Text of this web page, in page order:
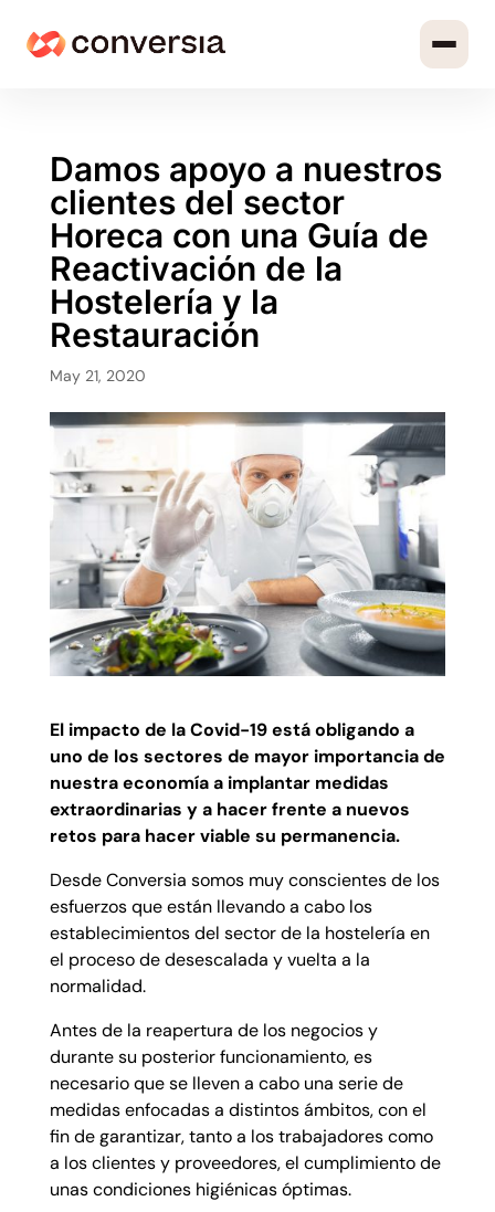
Damos apoyo a nuestros
clientes del sector
Horeca con una Guía de
Reactivación de la
Hostelería y la
Restauración
May 21, 2020
El impacto de la Covid-19 está obligando a
uno de los sectores de mayor importancia de
nuestra economía a implantar medidas
extraordinarias y a hacer frente a nuevos
retos para hacer viable su permanencia.
Desde Conversia somos muy conscientes de los
esfuerzos que están llevando a cabo los
establecimientos del sector de la hostelería en
el proceso de desescalada y vuelta a la
normalidad.
Antes de la reapertura de los negocios y
durante su posterior funcionamiento, es
necesario que se lleven a cabo una serie de
medidas enfocadas a distintos ámbitos, con el
fin de garantizar, tanto a los trabajadores como
a los clientes y proveedores, el cumplimiento de
unas condiciones higiénicas óptimas.